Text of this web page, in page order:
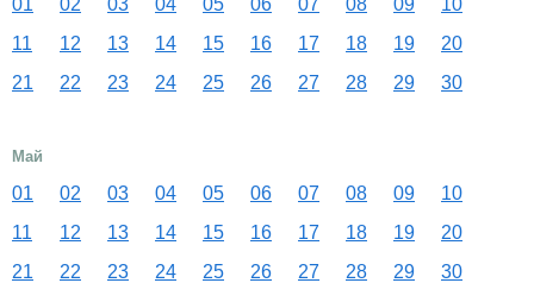
01 02 03 04 05 06 07 08 09
10
11
12 13 14 15 16 17 18 19
20
21
22 23 24 25 26 27 28 29 30
Май
01 02 03 04 05 06 07 08 09
10
11
12 13 14 15 16 17 18 19
20
21
22 23 24 25 26 27 28 29
30